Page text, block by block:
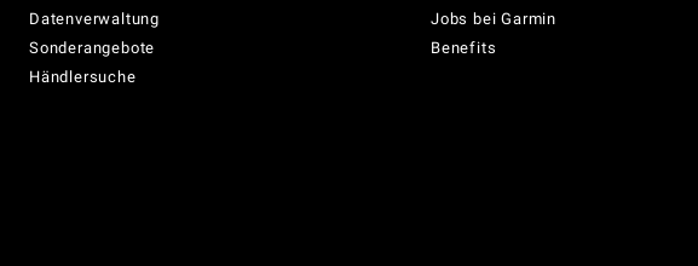
Datenverwaltung
Sonderangebote
Händlersuche
Jobs bei Garmin
Benefits